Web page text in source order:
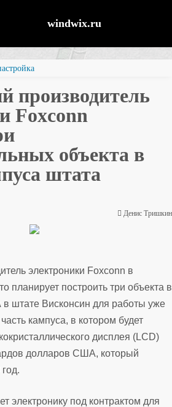
windwix.ru
производитель
Foxconn
объекта в
штата
Денис Тришкин
электроники Foxconn в
планирует построить три объекта в
штате Висконсин для работы уже
кампуса, в котором будет
дисплея (LCD)
долларов США, который
электронику под контрактом для